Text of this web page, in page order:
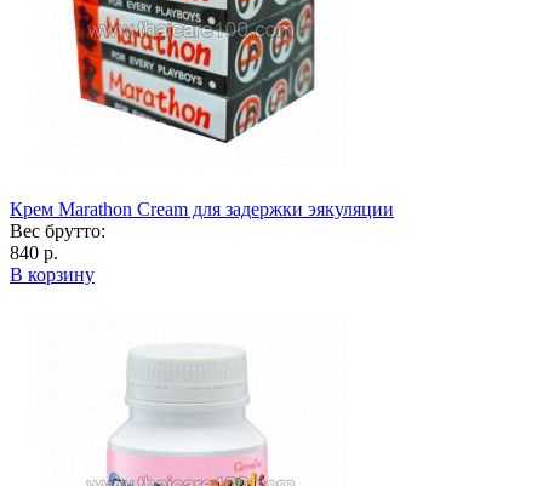
Крем Marathon Cream для задержки эякуляции
Вес брутто:
840 р.
В корзину